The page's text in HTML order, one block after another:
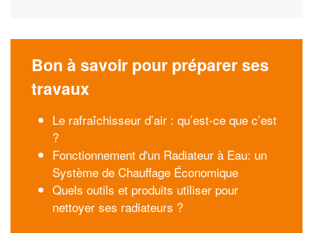
Bon à savoir pour préparer ses
travaux
Le rafraîchisseur d’air : qu’est-ce que c’est
?
Fonctionnement d'un Radiateur à Eau: un
Système de Chauffage Économique
Quels outils et produits utiliser pour
nettoyer ses radiateurs ?